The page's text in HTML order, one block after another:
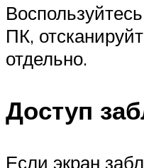
ПК,
отдельно.
Доступ
Если экран